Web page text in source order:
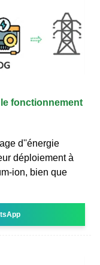
fonctionnement
d''énergie
déploiement à
ion, bien que